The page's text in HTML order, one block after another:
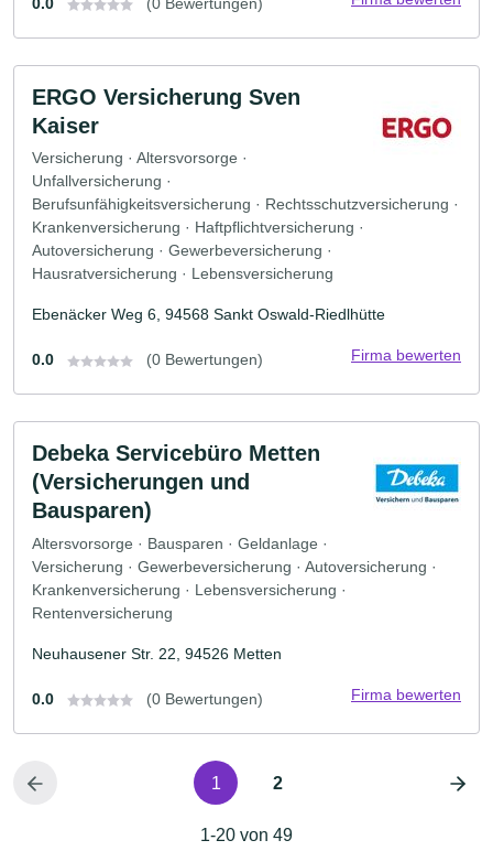
ERGO Versicherung Sven
Kaiser
Versicherung · Altersvorsorge ·
Unfallversicherung ·
Berufsunfähigkeitsversicherung · Rechtsschutzversicherung ·
Krankenversicherung · Haftpflichtversicherung ·
Autoversicherung · Gewerbeversicherung ·
Hausratversicherung · Lebensversicherung
Ebenäcker Weg 6, 94568 Sankt Oswald-Riedlhütte
0.0 (0 Bewertungen) Firma bewerten
Debeka Servicebüro Metten
(Versicherungen und
Bausparen)
Altersvorsorge · Bausparen · Geldanlage ·
Versicherung · Gewerbeversicherung · Autoversicherung ·
Krankenversicherung · Lebensversicherung ·
Rentenversicherung
Neuhausener Str. 22, 94526 Metten
0.0 (0 Bewertungen) Firma bewerten
1 2
1-20 von 49